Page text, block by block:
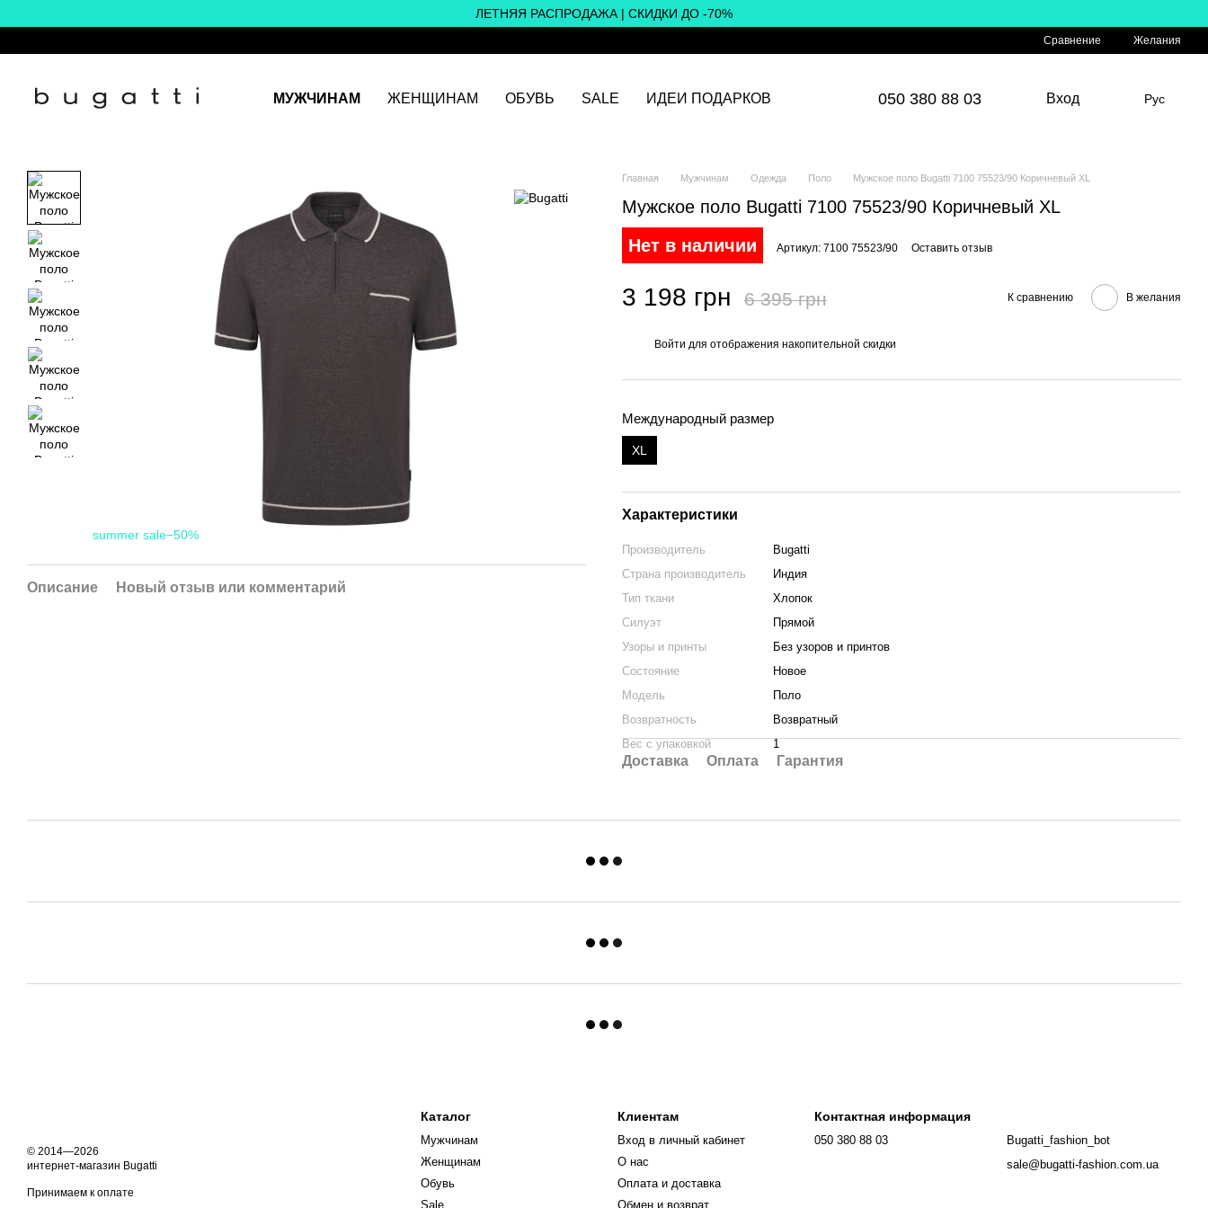
ЛЕТНЯЯ РАСПРОДАЖА | СКИДКИ ДО -70%
Сравнение Желания
МУЖЧИНАМ ЖЕНЩИНАМ ОБУВЬ SALE ИДЕИ ПОДАРКОВ 050 380 88 03 Вход Рус
summer sale−50%
Описание Новый отзыв или комментарий
Главная Мужчинам Одежда Поло Мужское поло Bugatti 7100 75523/90 Коричневый XL
Мужское поло Bugatti 7100 75523/90 Коричневый XL
Нет в наличии
Артикул: 7100 75523/90 Оставить отзыв
3 198 грн 6 395 грн К сравнению В желания
Войти для отображения накопительной скидки
Международный размер
XL
Характеристики
Производитель
Bugatti
Страна производитель
Индия
Тип ткани
Хлопок
Силуэт
Прямой
Узоры и принты
Без узоров и принтов
Состояние
Новое
Мoдель
Поло
Возвратность
Возвратный
Вес с упаковкой
1
Доставка Оплата Гарантия
© 2014—2026
интернет-магазин Bugatti
Принимаем к оплате
Каталог
Мужчинам
Женщинам
Обувь
Sale
Клиентам
Вход в личный кабинет
О нас
Оплата и доставка
Обмен и возврат
Контактная информация
050 380 88 03
Bugatti_fashion_bot
sale@bugatti-fashion.com.ua